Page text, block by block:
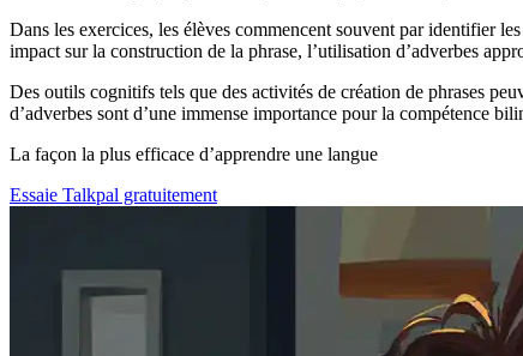
Dans les exercices, les élèves commencent souvent par identifier
impact sur la construction de la phrase, l’utilisation d’adverbes
Des outils cognitifs tels que des activités de création de phrases
d’adverbes sont d’une immense importance pour la compétence
La façon la plus efficace d’apprendre une langue
Essaie Talkpal gratuitement